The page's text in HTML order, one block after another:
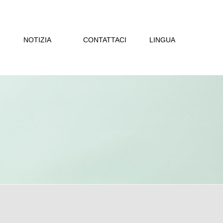
LINGUA
NOTIZIA CONTATTACI